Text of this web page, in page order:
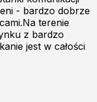
- bardzo dobrze
terenie
z bardzo
jest w całości